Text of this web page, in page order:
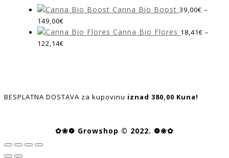
Canna Bio Boost 39,00€ –
149,00€
Canna Bio Flores 18,41€ –
122,14€
BESPLATNA DOSTAVA za kupovinu iznad 380,00 Kuna!
✿❀❁ Growshop © 2022. ❁❀✿